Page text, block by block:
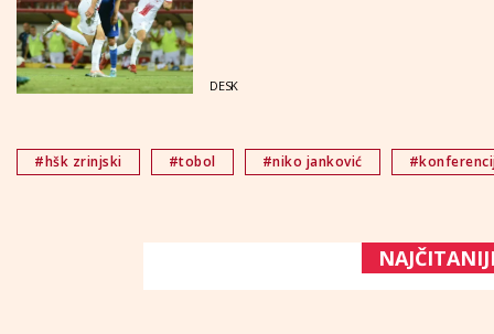
DESK
#hšk zrinjski #tobol #niko janković